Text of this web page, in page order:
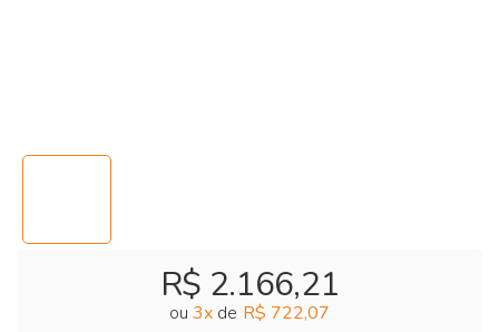
R$ 2.166,21
ou 3x de R$ 722,07